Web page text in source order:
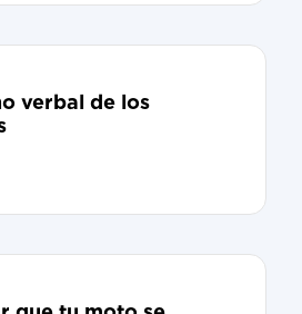
verbal de los